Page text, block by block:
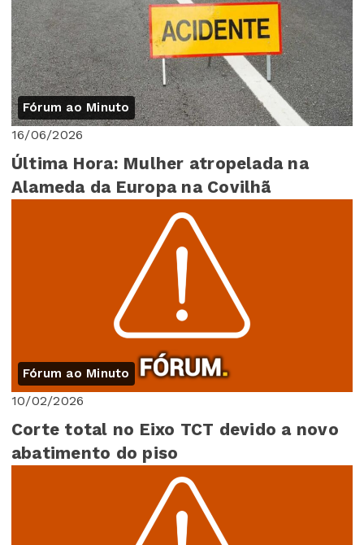
Fórum ao Minuto
16/06/2026
Última Hora: Mulher atropelada na
Alameda da Europa na Covilhã
Fórum ao Minuto
10/02/2026
Corte total no Eixo TCT devido a novo
abatimento do piso